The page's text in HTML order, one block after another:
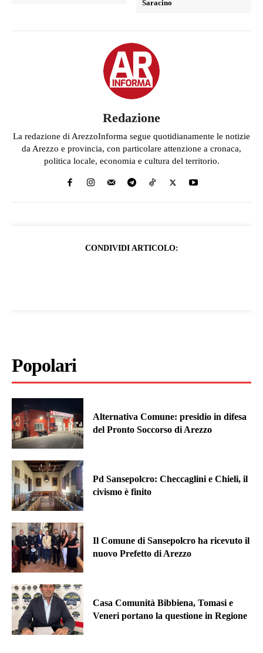
Saracino
Redazione
La redazione di ArezzoInforma segue quotidianamente le notizie
da Arezzo e provincia, con particolare attenzione a cronaca,
politica locale, economia e cultura del territorio.
CONDIVIDI ARTICOLO:
Popolari
Alternativa Comune: presidio in difesa
del Pronto Soccorso di Arezzo
Pd Sansepolcro: Checcaglini e Chieli, il
civismo è finito
Il Comune di Sansepolcro ha ricevuto il
nuovo Prefetto di Arezzo
Casa Comunità Bibbiena, Tomasi e
Veneri portano la questione in Regione